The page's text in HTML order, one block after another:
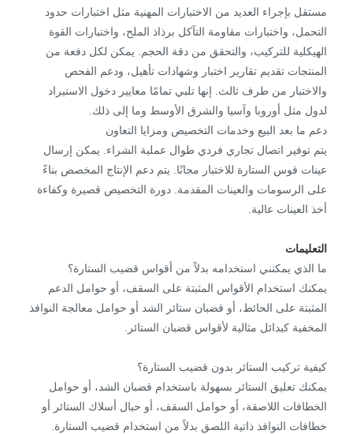
مستقل بإجراء العديد من الاختبارات المهنية مثل اختبارات حدود
التحمل، واختبارات مقاومة التآكل برذاذ الملح، واختبارات القوة
الهيكلية للتركيب، والتحقق من دقة الحجم. يمكن لكل دفعة من
المنتجات تقديم تقارير اختبار وشهادات تأهيل، ودعم الفحص
والاختبار من طرف ثالث. إنها تلبي تمامًا معايير دخول الاستيراد
لدول مثل أوروبا وآسيا والشرق الأوسط وما إلى ذلك.
دعم ما بعد البيع وخدمات التخصيص ومزايا التعاون
يتم توفير اتصال تجاري فردي طوال عملية الشراء. يمكن إرسال
عينات قوس الستارة للاختبار مجانًا. يتم دعم الإنتاج المخصص بناءً
على الرسومات والعينات المقدمة. دورة التخصيص قصيرة وكفاءة
أخذ العينات عالية.
التعليمات
ما الذي يمكنني استخدامه بدلاً من أقواس قضيب الستارة؟
يمكنك استخدام الأقواس المثبتة على السقف، أو حوامل الدعم
المثبتة على الحائط، أو قضبان ستائر الشد أو حوامل معالجة النوافذ
المخفية كبدائل مثالية لأقواس قضبان الستائر.
كيفية تركيب الستائر بدون قضيب الستارة؟
يمكنك تعليق الستائر بسهولة باستخدام قضبان الشد، أو حوامل
الخطافات اللاصقة، أو حوامل السقف، أو حبال أسلاك الستائر أو
خطافات النوافذ ذاتية اللصق بدلاً من استخدام قضيب الستارة.